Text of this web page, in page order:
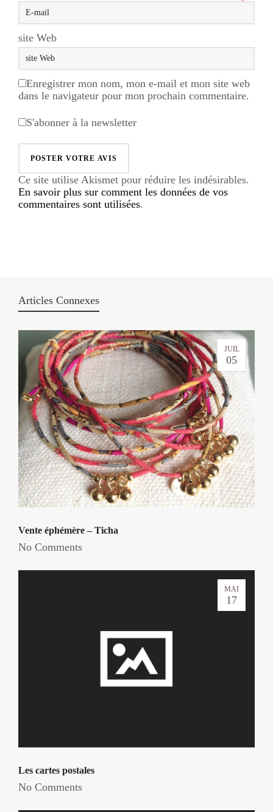
site Web
Enregistrer mon nom, mon e-mail et mon site web
dans le navigateur pour mon prochain commentaire.
S'abonner à la newsletter
Ce site utilise Akismet pour réduire les indésirables.
En savoir plus sur comment les données de vos
commentaires sont utilisées.
Articles Connexes
JUIL
05
Vente éphémère – Ticha
No Comments
MAI
17
Les cartes postales
No Comments